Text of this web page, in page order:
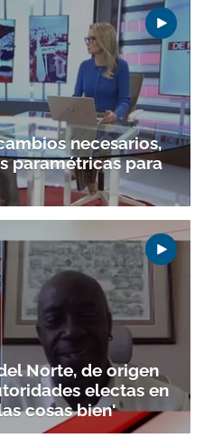
necesarios,
paramétricas para
Norte, de origen
electas en
cosas bien'